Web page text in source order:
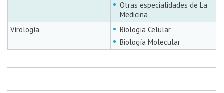
Otras especialidades de La
Medicina
Virología
Biología Celular
Biología Molecular